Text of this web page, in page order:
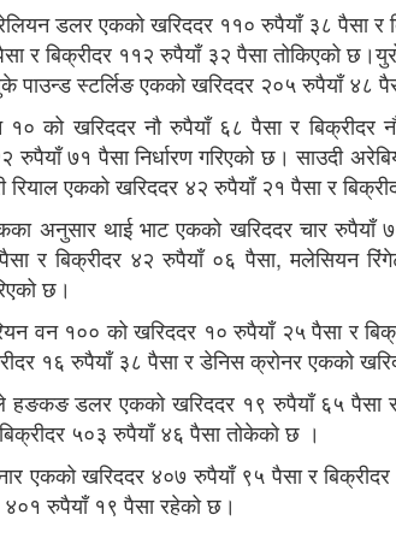
डलर एकको खरिददर ११० रुपैयाँ ३८ पैसा र
र बिक्रीदर ११२ रुपैयाँ ३२ पैसा तोकिएको
पाउन्ड स्टर्लिङ एकको खरिददर २०५ रुपैयाँ ४८
१० को खरिददर नौ रुपैयाँ ६८ पैसा र
रुपैयाँ ७१ पैसा निर्धारण गरिएको छ। साउदी
रियाल एकको खरिददर ४२ रुपैयाँ २१ पैसा र
अनुसार थाई भाट एकको खरिददर चार रुपैयाँ
र बिक्रीदर ४२ रुपैयाँ ०६ पैसा, मलेसियन
छ।
वन १०० को खरिददर १० रुपैयाँ २५ पैसा र
१६ रुपैयाँ ३८ पैसा र डेनिस क्रोनर एकको
हङकङ डलर एकको खरिददर १९ रुपैयाँ ६५ पैसा
५०३ रुपैयाँ ४६ पैसा तोकेको छ ।
एकको खरिददर ४०७ रुपैयाँ ९५ पैसा र
४०१ रुपैयाँ १९ पैसा रहेको छ।